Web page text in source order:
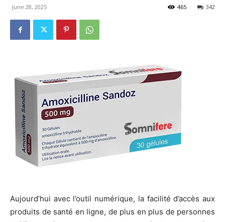
June 28, 2025 342
465
Aujourd’hui avec l’outil numérique, la facilité d’accès aux
produits de santé en ligne, de plus en plus de personnes